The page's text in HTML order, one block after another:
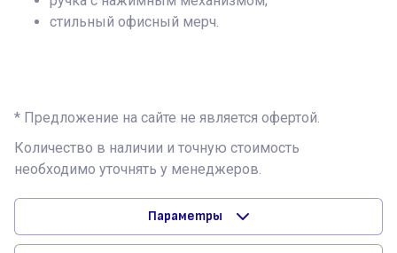
стильный офисный мерч.
* Предложение на сайте не является офертой.
Количество в наличии и точную стоимость
необходимо уточнять у менеджеров.
Параметры